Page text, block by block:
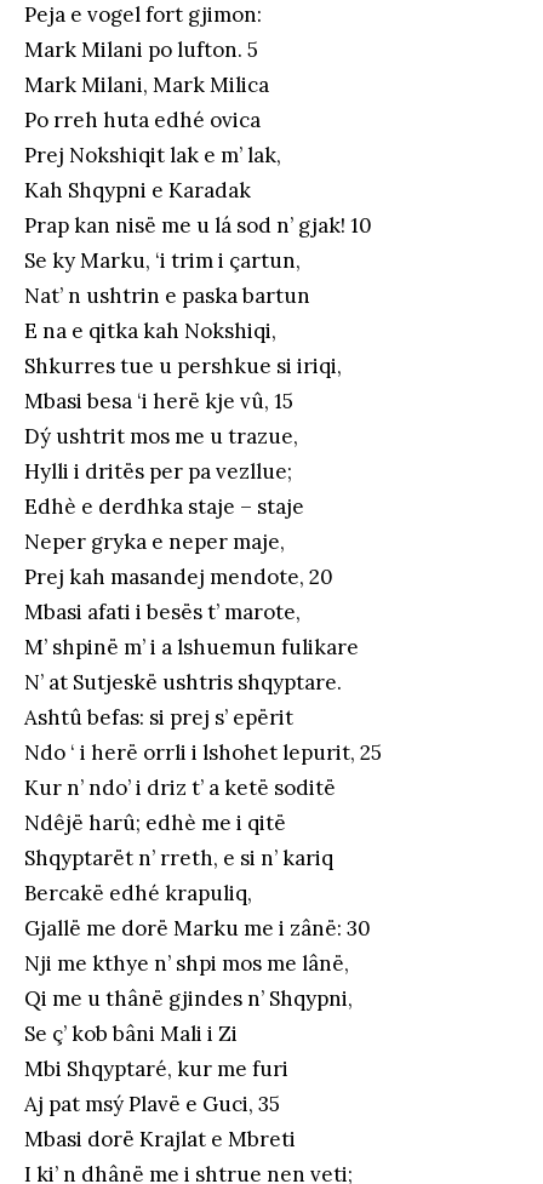
Peja e vogel fort gjimon:
Mark Milani po lufton. 5
Mark Milani, Mark Milica
Po rreh huta edhé ovica
Prej Nokshiqit lak e m’ lak,
Kah Shqypni e Karadak
Prap kan nisë me u lá sod n’ gjak! 10
Se ky Marku, ‘i trim i çartun,
Nat’ n ushtrin e paska bartun
E na e qitka kah Nokshiqi,
Shkurres tue u pershkue si iriqi,
Mbasi besa ‘i herë kje vû, 15
Dý ushtrit mos me u trazue,
Hylli i dritës per pa vezllue;
Edhè e derdhka staje – staje
Neper gryka e neper maje,
Prej kah masandej mendote, 20
Mbasi afati i besës t’ marote,
M’ shpinë m’ i a lshuemun fulikare
N’ at Sutjeskë ushtris shqyptare.
Ashtû befas: si prej s’ epërit
Ndo ‘ i herë orrli i lshohet lepurit, 25
Kur n’ ndo’ i driz t’ a ketë soditë
Ndêjë harû; edhè me i qitë
Shqyptarët n’ rreth, e si n’ kariq
Bercakë edhé krapuliq,
Gjallë me dorë Marku me i zânë: 30
Nji me kthye n’ shpi mos me lânë,
Qi me u thânë gjindes n’ Shqypni,
Se ç’ kob bâni Mali i Zi
Mbi Shqyptaré, kur me furi
Aj pat msý Plavë e Guci, 35
Mbasi dorë Krajlat e Mbreti
I ki’ n dhânë me i shtrue nen veti;